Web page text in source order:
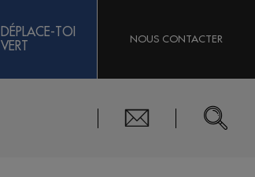
DÉPLACE-TOI
VERT
NOUS CONTACTER